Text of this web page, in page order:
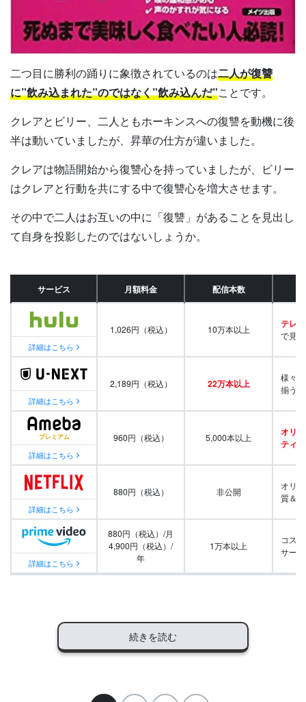
二つ目に勝利の踊りに象徴されているのは二人が復讐
に”飲み込まれた”のではなく”飲み込んだ”ことです。
クレアとビリー、二人ともホーキンスへの復讐を動機に後
半は動いていましたが、昇華の仕方が違いました。
クレアは物語開始から復讐心を持っていましたが、ビリー
はクレアと行動を共にする中で復讐心を増大させます。
その中で二人はお互いの中に「復讐」があることを見出し
て自身を投影したのではないしょうか。
サービス 月額料金 配信本数
詳細はこちら
1,026円（税込） 10万本以上 テレビ
で見
詳細はこちら
2,189円（税込） 22万本以上
様々
揃う
詳細はこちら
960円（税込） 5,000本以上
オリ
ティ
詳細はこちら
880円（税込） 非公開
オリ
質＆
詳細はこちら
880円（税込）/月
4,900円（税込）/
年
1万本以上
コス
サー
続きを読む